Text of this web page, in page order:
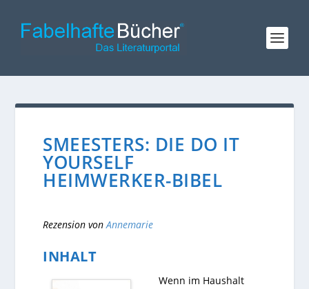
SMEESTERS: DIE DO IT
YOURSELF
HEIMWERKER-BIBEL
Rezension vonAnnemarie
INHALT
Wenn im Haushalt